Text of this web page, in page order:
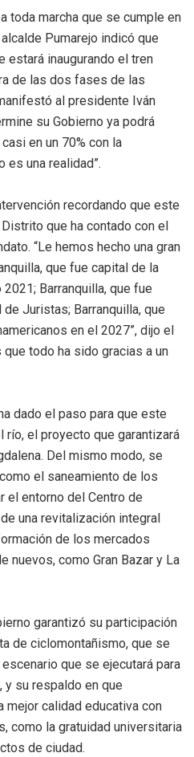
toda marcha que se cumple en
Pumarejo indicó que
estará inaugurando el tren
de las dos fases de las
al presidente Iván
su Gobierno ya podrá
en un 70% con la
es una realidad”.
recordando que este
que ha contado con el
“Le hemos hecho una gran
que fue capital de la
Barranquilla, que fue
Juristas; Barranquilla, que
en el 2027”, dijo el
todo ha sido gracias a un
dado el paso para que este
río, el proyecto que garantizará
Del mismo modo, se
el saneamiento de los
el entorno del Centro de
una revitalización integral
de los mercados
nuevos, como Gran Bazar y La
garantizó su participación
de ciclomontañismo, que se
que se ejecutará para
y su respaldo en que
mejor calidad educativa con
como la gratuidad universitaria
de ciudad.